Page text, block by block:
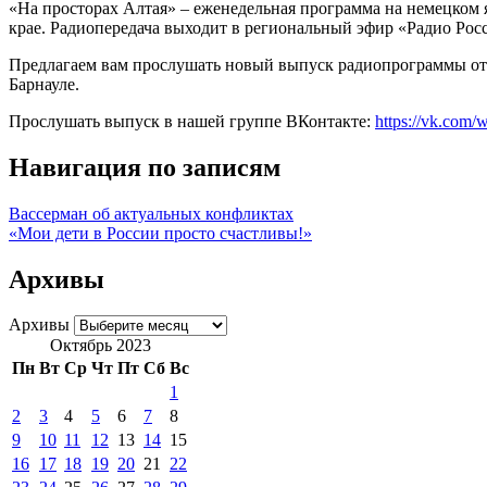
«На просторах Алтая» – еженедельная программа на
крае. Радиопередача выходит в региональный эфир «Радио
Предлагаем вам прослушать новый выпуск радиопрограммы
Барнауле.
Прослушать выпуск в нашей группе ВКонтакте: https://vk.com/
Навигация по записям
Вассерман об актуальных конфликтах
«Мои дети в России просто счастливы!»
Архивы
Архивы
Октябрь 2023
Пн Вт Ср Чт Пт Сб Вс
1
2
3 4 5 6 7
8
9
10 11 12 13 14 15
16 17 18 19 20 21 22